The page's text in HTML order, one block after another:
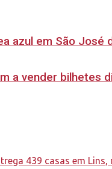
azul em São José
a vender bilhetes